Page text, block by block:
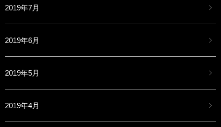
2019年7月
2019年6月
2019年5月
2019年4月